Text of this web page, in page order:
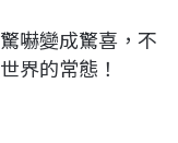
嚇變成驚喜，不
界的常態！